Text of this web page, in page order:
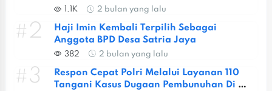
Berat
1.1K 2 bulan yang lalu
#2
Haji Imin Kembali Terpilih Sebagai
Anggota BPD Desa Satria Jaya
382 2 bulan yang lalu
#3
Respon Cepat Polri Melalui Layanan 110
Tangani Kasus Dugaan Pembunuhan Di